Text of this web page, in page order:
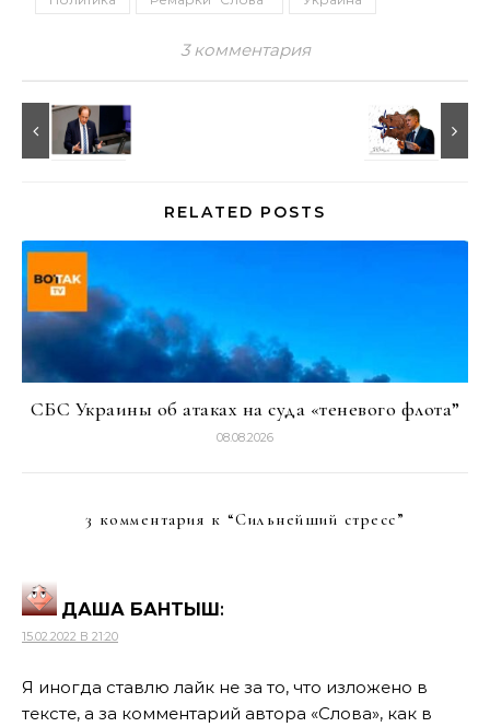
3 комментария
RELATED POSTS
СБС Украины об атаках на суда «теневого флота”
08.08.2026
3 комментария к “Сильнейший стресс”
ДАША БАНТЫШ:
15.02.2022 В 21:20
Я иногда ставлю лайк не за то, что изложено в
тексте, а за комментарий автора «Слова», как в